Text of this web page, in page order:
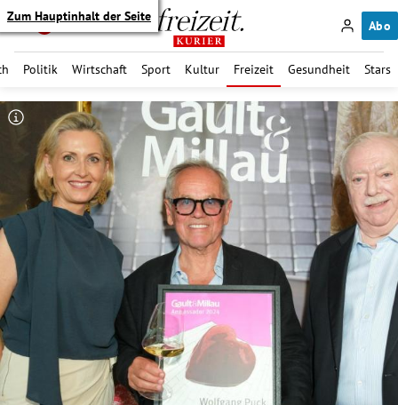
Zum Hauptinhalt der Seite
Abo
Politik Wirtschaft Sport Kultur Freizeit Gesundheit Stars
Untermenü